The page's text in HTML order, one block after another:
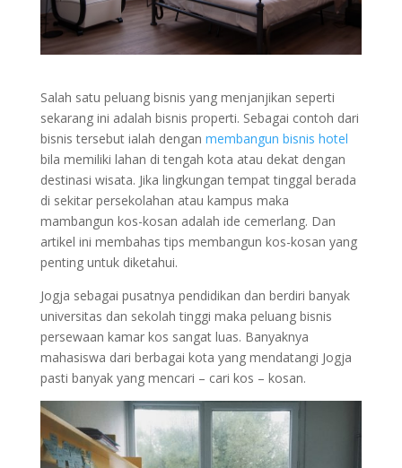
Salah satu peluang bisnis yang menjanjikan seperti
sekarang ini adalah bisnis properti. Sebagai contoh dari
bisnis tersebut ialah dengan membangun bisnis hotel
bila memiliki lahan di tengah kota atau dekat dengan
destinasi wisata. Jika lingkungan tempat tinggal berada
di sekitar persekolahan atau kampus maka
mambangun kos-kosan adalah ide cemerlang. Dan
artikel ini membahas tips membangun kos-kosan yang
penting untuk diketahui.
Jogja sebagai pusatnya pendidikan dan berdiri banyak
universitas dan sekolah tinggi maka peluang bisnis
persewaan kamar kos sangat luas. Banyaknya
mahasiswa dari berbagai kota yang mendatangi Jogja
pasti banyak yang mencari – cari kos – kosan.